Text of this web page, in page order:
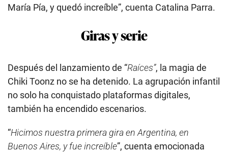
María Pía, y quedó increíble”, cuenta Catalina Parra.
Giras y serie
Después del lanzamiento de “Raíces”, la magia de
Chiki Toonz no se ha detenido. La agrupación infantil
no solo ha conquistado plataformas digitales,
también ha encendido escenarios.
“Hicimos nuestra primera gira en Argentina, en
Buenos Aires, y fue increíble”, cuenta emocionada